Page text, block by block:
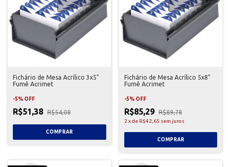
Fichário de Mesa Acrílico 3x5"
Fumê Acrimet
-5% OFF
R$51,38 R$54,08
Fichário de Mesa Acrílico 5x8"
Fumê Acrimet
-5% OFF
R$85,29 R$89,78
2 xde R$42,65 sem juros